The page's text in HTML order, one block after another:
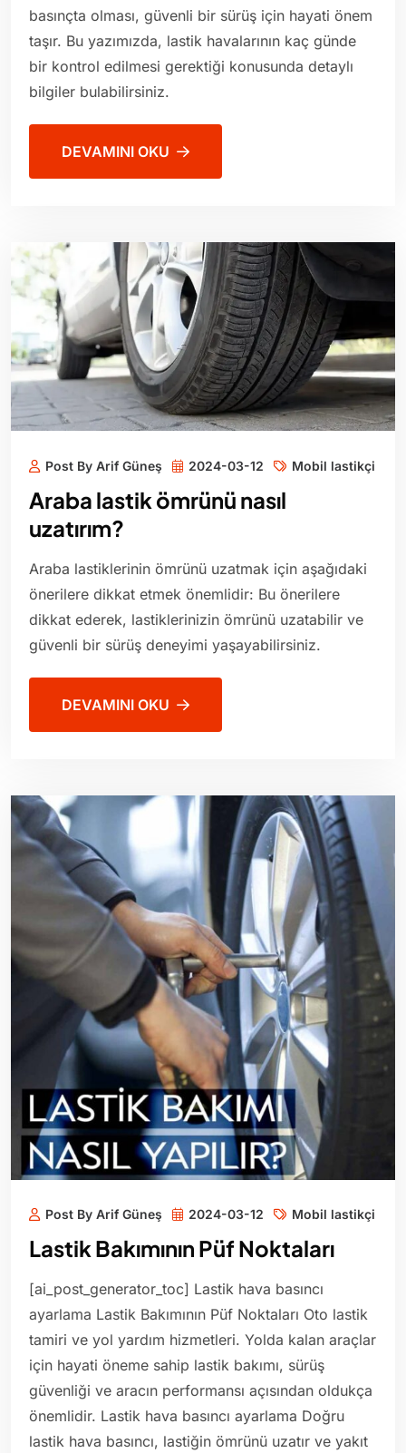
basınçta olması, güvenli bir sürüş için hayati önem
taşır. Bu yazımızda, lastik havalarının kaç günde
bir kontrol edilmesi gerektiği konusunda detaylı
bilgiler bulabilirsiniz.
DEVAMINI OKU
Post By Arif Güneş 2024-03-12 Mobil lastikçi
Araba lastik ömrünü nasıl
uzatırım?
Araba lastiklerinin ömrünü uzatmak için aşağıdaki
önerilere dikkat etmek önemlidir: Bu önerilere
dikkat ederek, lastiklerinizin ömrünü uzatabilir ve
güvenli bir sürüş deneyimi yaşayabilirsiniz.
DEVAMINI OKU
Post By Arif Güneş 2024-03-12 Mobil lastikçi
Lastik Bakımının Püf Noktaları
[ai_post_generator_toc] Lastik hava basıncı
ayarlama Lastik Bakımının Püf Noktaları Oto lastik
tamiri ve yol yardım hizmetleri. Yolda kalan araçlar
için hayati öneme sahip lastik bakımı, sürüş
güvenliği ve aracın performansı açısından oldukça
önemlidir. Lastik hava basıncı ayarlama Doğru
lastik hava basıncı, lastiğin ömrünü uzatır ve yakıt